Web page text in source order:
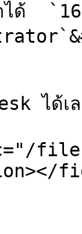
าได้
ได้เ
files/